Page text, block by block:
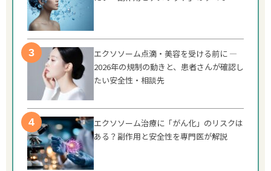
エクソソーム点滴・美容を受ける前に —
2026年の規制の動きと、患者さんが確認し
たい安全性・相談先
エクソソーム治療に「がん化」のリスクは
ある？副作用と安全性を専門医が解説